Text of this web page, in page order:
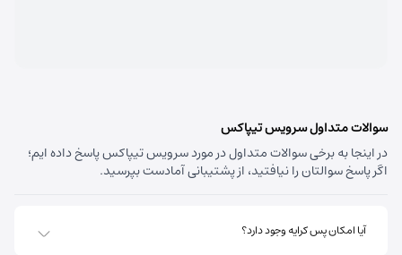
سوالات متداول سرویس تیپاکس
در اینجا به برخی سوالات متداول در مورد سرویس تیپاکس پاسخ داده ایم؛
اگر پاسخ سوالتان را نیافتید، از پشتیبانی آمادست بپرسید.
آیا امکان پس کرایه وجود دارد؟